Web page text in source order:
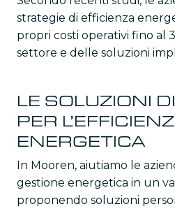
strategie di efficienza
propri costi operativi fino al
settore e delle soluzioni
LE SOLUZIONI
PER
ENERGETICA
In Mooren, aiutiamo le
gestione energetica in un
proponendo soluzioni